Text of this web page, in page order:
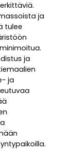
ja
tulee
ja
ja